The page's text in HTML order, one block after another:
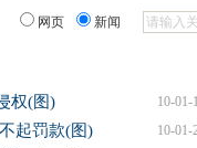
网页 新闻
10-01-
权(图)
10-01-
起罚款(图)